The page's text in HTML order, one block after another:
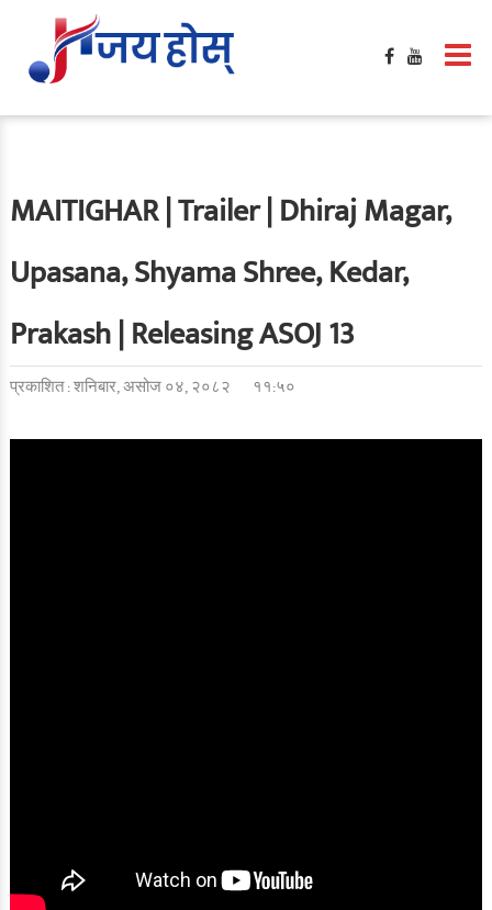
MAITIGHAR | Trailer | Dhiraj Magar,
Upasana, Shyama Shree, Kedar,
Prakash | Releasing ASOJ 13
प्रकाशित : शनिबार, असोज ०४, २०८२ ११:५०